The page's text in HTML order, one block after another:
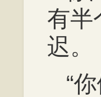
有半
迟。
“